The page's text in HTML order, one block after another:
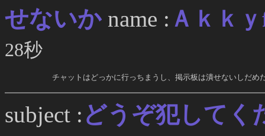
せないか name : Ａｋｋ
28秒
チャットはどっかに行っちまうし、掲示板は潰せないしだめ
subject : どうぞ犯してく